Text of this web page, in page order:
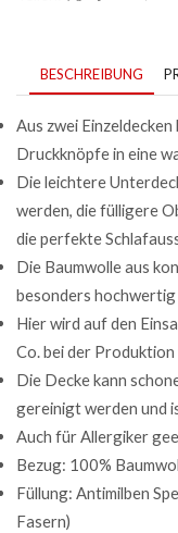
BESCHREIBUNG
Aus zwei
Druckknöpfe in eine
Die leichtere
werden, die fülligere
die perfekte
Die Baumwolle aus
besonders hochwertig
Hier wird auf den
Co. bei der
Die Decke kann
gereinigt werden und
Auch für Allergiker
Bezug: 100%
Füllung: Antimilben
Fasern)